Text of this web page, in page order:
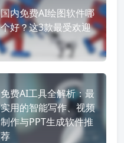
国内免费AI绘图软件哪
个好？这3款最受欢迎
免费AI工具全解析：最
实用的智能写作、视频
制作与PPT生成软件推
荐